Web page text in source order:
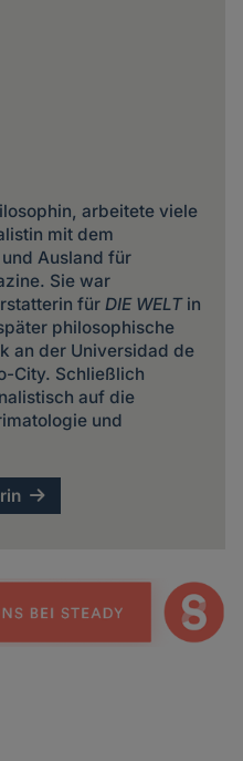
arbeitete viele
mit dem
Ausland für
Sie war
für DIE WELTin
philosophische
an der Universidad de
City. Schließlich
auf die
und